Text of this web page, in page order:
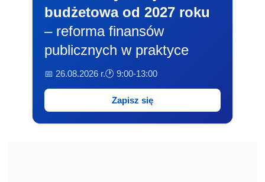
budżetowa od 2027 roku
– reforma finansów
publicznych w praktyce
📅 26.08.2026 r.🕐 9:00-13:00
Zapisz się